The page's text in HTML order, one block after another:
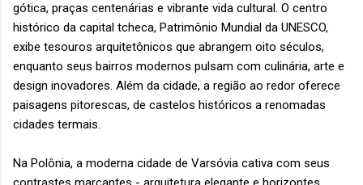
gótica, praças centenárias e vibrante vida cultural. O centro
histórico da capital tcheca, Patrimônio Mundial da UNESCO,
exibe tesouros arquitetônicos que abrangem oito séculos,
enquanto seus bairros modernos pulsam com culinária, arte e
design inovadores. Além da cidade, a região ao redor oferece
paisagens pitorescas, de castelos históricos a renomadas
cidades termais.
Na Polônia, a moderna cidade de Varsóvia cativa com seus